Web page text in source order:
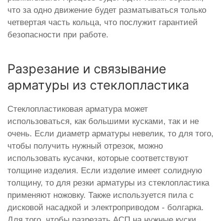
что за одно движение будет разматываться только
четвертая часть кольца, что послужит гарантией
безопасности при работе.
Разрезание и связывание
арматуры из стеклопластика
Стеклопластиковая арматура может
использоваться, как большими кусками, так и не
очень. Если диаметр арматуры невелик, то для того,
чтобы получить нужный отрезок, можно
использовать кусачки, которые соответствуют
толщине изделия. Если изделие имеет солидную
толщину, то для резки арматуры из стеклопластика
применяют ножовку. Также используется пила с
дисковой насадкой и электроприводом - болгарка.